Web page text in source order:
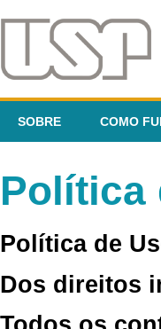
SOBRE COMO
Política
Política de
Dos direitos